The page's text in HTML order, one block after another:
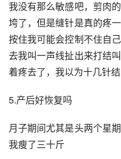
我没有那么敏感吧，剪肉
垮了，但是缝针是真的疼
按住我可能会控制不住自
去我叫一声线扯出来打结
着疼去了，我以为十几针
5.产后好恢复吗
月子期间尤其是头两个星
我瘦了三十斤